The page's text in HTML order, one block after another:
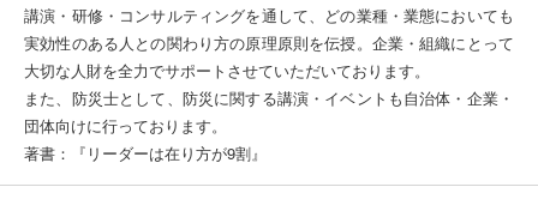
講演・研修・コンサルティングを通して、どの業種・業態においても
実効性のある人との関わり方の原理原則を伝授。企業・組織にとって
大切な人財を全力でサポートさせていただいております。
また、防災士として、防災に関する講演・イベントも自治体・企業・
団体向けに行っております。
著書：『リーダーは在り方が9割』